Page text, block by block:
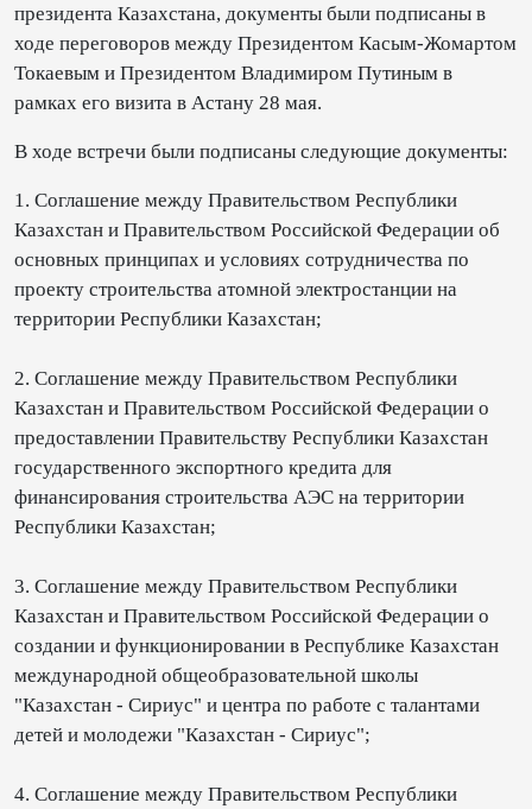
президента Казахстана, документы были подписаны в
ходе переговоров между Президентом Касым-Жомартом
Токаевым и Президентом Владимиром Путиным в
рамках его визита в Астану 28 мая.
В ходе встречи были подписаны следующие документы:
1. Соглашение между Правительством Республики
Казахстан и Правительством Российской Федерации об
основных принципах и условиях сотрудничества по
проекту строительства атомной электростанции на
территории Республики Казахстан;
2. Соглашение между Правительством Республики
Казахстан и Правительством Российской Федерации о
предоставлении Правительству Республики Казахстан
государственного экспортного кредита для
финансирования строительства АЭС на территории
Республики Казахстан;
3. Соглашение между Правительством Республики
Казахстан и Правительством Российской Федерации о
создании и функционировании в Республике Казахстан
международной общеобразовательной школы
"Казахстан - Сириус" и центра по работе с талантами
детей и молодежи "Казахстан - Сириус";
4. Соглашение между Правительством Республики